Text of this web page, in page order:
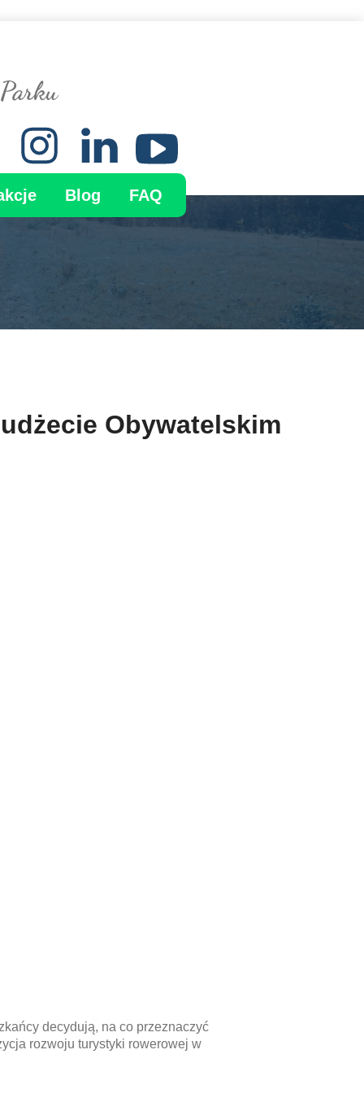
Blog FAQ
Obywatelskim
decydują, na co przeznaczyć
rozwoju turystyki rowerowej w